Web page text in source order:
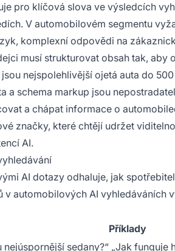
pro klíčová slova ve výsledcích
V automobilovém segmentu
komplexní odpovědi na
musí strukturovat obsah tak, aby
nejspolehlivější ojetá auta do
a schema markup jsou
a chápat informace o
značky, které chtějí udržet
AI.
AI dotazy odhaluje, jak
v automobilových AI vyhledáváních
Příklady
nejúspornější sedany?“ „Jak funguje